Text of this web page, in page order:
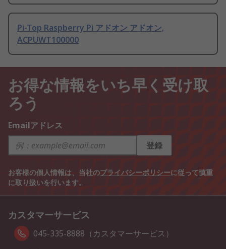
Pi-Top Raspberry Pi アドオン アドオン,
ACPUWT100000
お得な情報をいち早く受け取
ろう
Emailアドレス
登録
お客様の個人情報は、当社のプライバシーポリシーに従って慎重
に取り扱いを行います。
カスタマーサービス
045-335-8888（カスタマーサービス）